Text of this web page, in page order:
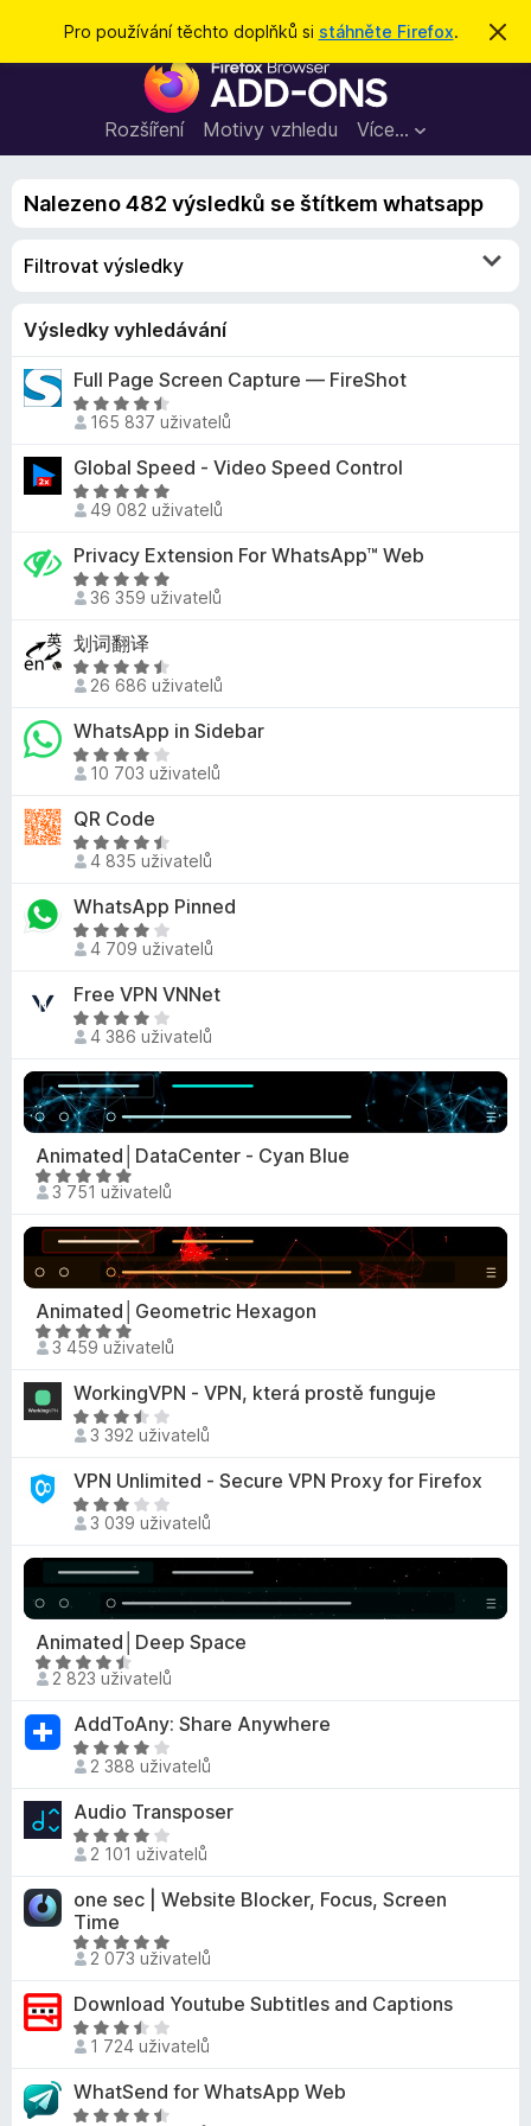
Pro používání těchto doplňků si stáhněte Firefox.
S
r
D
o
p
l
k
o
í
č
f
Rozšíření Motivy vzhledu Více…
Přihlásit se
Nalezeno 482 výsledků se štítkem whatsapp
Filtrovat výsledky
Výsledky vyhledávání
Full Page Screen Capture — FireShot
H
o
d
n
o
e
n
í
4
,
z
5
165 837 uživatelů
Global Speed - Video Speed Control
H
o
d
n
o
e
n
í
4
,
z
5
49 082 uživatelů
Privacy Extension For WhatsApp™ Web
H
o
d
n
o
e
n
í
4
,
z
5
36 359 uživatelů
划词翻译
H
o
d
n
o
e
n
í
4
,
z
5
26 686 uživatelů
WhatsApp in Sidebar
H
o
d
n
o
e
n
í
3
,
z
5
10 703 uživatelů
QR Code
H
o
d
n
o
e
n
í
:
4
,
z
5
4 835 uživatelů
WhatsApp Pinned
H
o
d
n
o
e
n
í
:
4
2
z
4 709 uživatelů
Free VPN VNNet
H
o
d
n
o
e
n
:
z
5
4 386 uživatelů
Animated│DataCenter - Cyan Blue
H
o
d
n
o
c
e
n
í
:
9
z
3 751 uživatelů
Animated│Geometric Hexagon
H
o
d
n
e
n
:
,
9
z
5
3 459 uživatelů
WorkingVPN - VPN, která prostě funguje
H
o
d
n
o
e
í
:
3
7
z
5
3 392 uživatelů
VPN Unlimited - Secure VPN Proxy for Firefox
H
o
d
e
n
:
3
2
z
5
3 039 uživatelů
Animated│Deep Space
H
o
d
n
e
n
:
4
z
5
2 823 uživatelů
AddToAny: Share Anywhere
H
o
d
n
o
e
n
í
4
,
1
5
2 388 uživatelů
Audio Transposer
H
o
n
o
c
n
4
,
2 101 uživatelů
one sec | Website Blocker, Focus, Screen
Time
H
o
d
n
o
e
n
2 073 uživatelů
Download Youtube Subtitles and Captions
H
o
d
n
1 724 uživatelů
WhatSend for WhatsApp Web
H